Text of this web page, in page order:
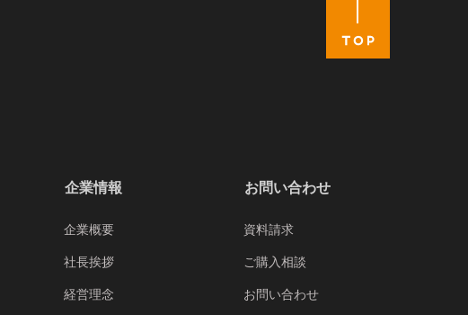
企業情報
企業概要
社長挨拶
経営理念
お問い合わせ
資料請求
ご購入相談
お問い合わせ